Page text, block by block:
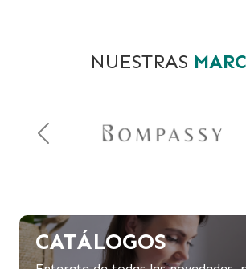
NUESTRAS
Previous
CATÁLOGOS